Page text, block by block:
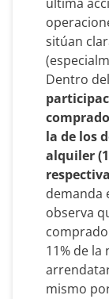
última
sitúan
Dentro
la de los
alquiler
demanda
observa
11% de la
mismo